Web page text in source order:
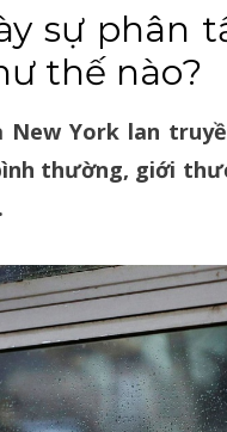
sự phân
thế nào?
York lan
thường, giới